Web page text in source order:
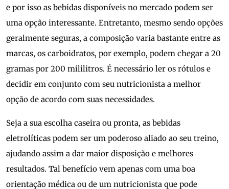
e por isso as bebidas disponíveis no mercado podem ser
uma opção interessante. Entretanto, mesmo sendo opções
geralmente seguras, a composição varia bastante entre as
marcas, os carboidratos, por exemplo, podem chegar a 20
gramas por 200 mililitros. É necessário ler os rótulos e
decidir em conjunto com seu nutricionista a melhor
opção de acordo com suas necessidades.
Seja a sua escolha caseira ou pronta, as bebidas
eletrolíticas podem ser um poderoso aliado ao seu treino,
ajudando assim a dar maior disposição e melhores
resultados. Tal benefício vem apenas com uma boa
orientação médica ou de um nutricionista que pode